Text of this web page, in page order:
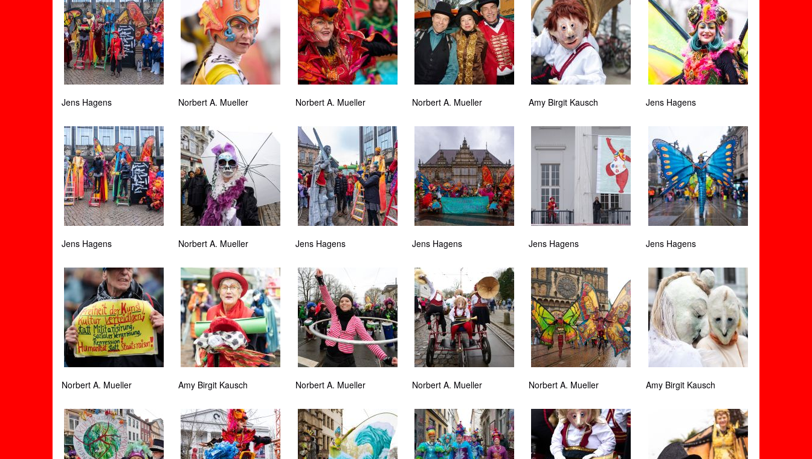
Jens Hagens Norbert A. Mueller Norbert A. Mueller Norbert A. Mueller Amy Birgit Kausch Jens Hagens
Jens Hagens Norbert A. Mueller Jens Hagens Jens Hagens Jens Hagens Jens Hagens
Norbert A. Mueller Amy Birgit Kausch Norbert A. Mueller Norbert A. Mueller Norbert A. Mueller Amy Birgit Kausch